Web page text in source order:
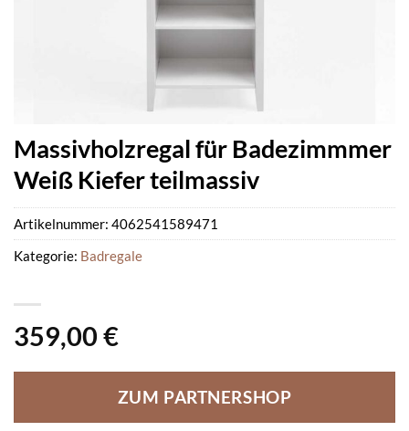
Massivholzregal für Badezimmmer
Weiß Kiefer teilmassiv
359,00 €
ZUM PARTNERSHOP
Artikelnummer: 4062541589471
Kategorie: Badregale